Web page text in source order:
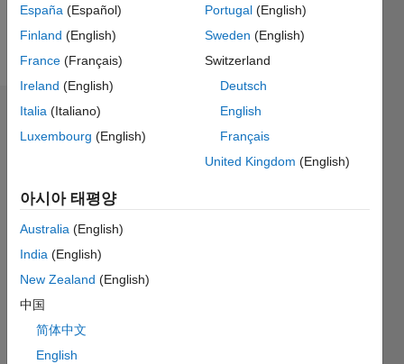
student
추천
endorse
this
person
in a skill
España (Español)
Finland (English)
France (Français)
Ireland (English)
Italia (Italiano)
Luxembourg (English)
Portugal(English)
Sweden (English)
Switzerland
Deutsch
English
Français
United Kingdom (English)
아시아 태평양
Australia (English)
India (English)
New Zealand (English)
中国
简体中文
English